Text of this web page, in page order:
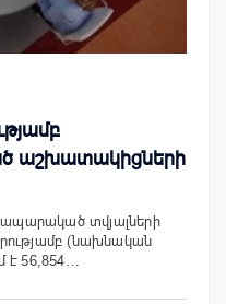
աշխատակիցների
տվյալների
(նախնական
է 56,854…